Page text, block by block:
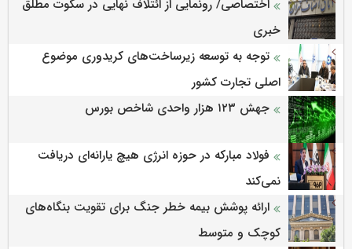
اختصاصی/ رونمایی از ائتلاف‌ نهایی در سکوت مطلق
خبری
توجه به توسعه زیرساخت‌های کریدوری موضوع
اصلی تجارت کشور
جهش ۱۲۳ هزار واحدی شاخص بورس
فولاد مبارکه در حوزه انرژی هیچ یارانه‌ای دریافت
نمی‌کند
ارائه پوشش بیمه خطر جنگ برای تقویت بنگاه‌های
کوچک و متوسط